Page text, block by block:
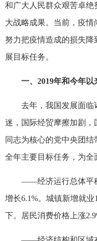
和广大人民群众艰苦卓
大战略成果。当前，疫
努力把疫情造成的损失
展目标任务。
一、2019年和今年以
去年，我国发展面临
迷，国际经贸摩擦加剧
同志为核心的党中央团
全年主要目标任务，为全
——经济运行总体平
增长6.1%。城镇新增就业
下。居民消费价格上涨